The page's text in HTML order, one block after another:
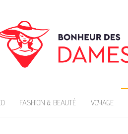
FASHION & BEAUTÉ VOYAGE